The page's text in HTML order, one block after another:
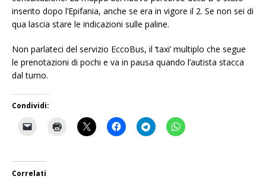
inserito dopo l’Epifania, anche se era in vigore il 2. Se non sei di
qua lascia stare le indicazioni sulle paline.
Non parlateci del servizio EccoBus, il ‘taxi’ multiplo che segue
le prenotazioni di pochi e va in pausa quando l’autista stacca
dal turno.
Condividi:
Correlati